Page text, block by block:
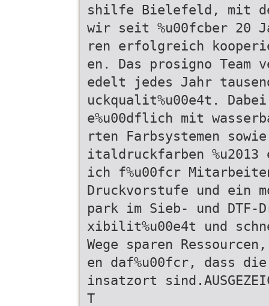
shilfe Bielefeld, mit
wir seit %u00fcber 20
ren erfolgreich
en. Das prosigno Team
edelt jedes Jahr
uckqualit%u00e4t.
e%u00dflich mit
rten Farbsystemen
italdruckfarben %u2013
ich f%u00fcr
Druckvorstufe und ein
park im Sieb- und DTF-
xibilit%u00e4t und
Wege sparen
en daf%u00fcr, dass
insatzort